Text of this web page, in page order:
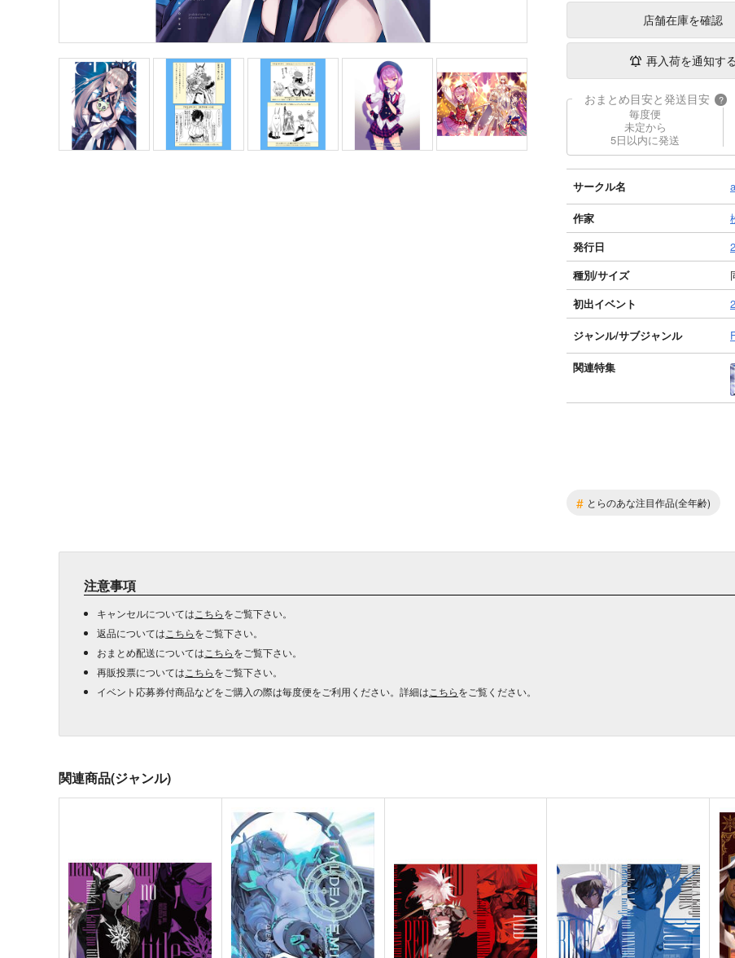
店舗在庫を確認
再入荷を通知する
おまとめ目安と発送目安 ?
毎度便
未定から
5日以内に発送
サークル名
作家
発行日
種別/サイズ
初出イベント
ジャンル/サブジャンル
関連特集
# とらのあな注目作品(全年齢)
注意事項
キャンセルについては こちらをご覧下さい。
返品については こちらをご覧下さい。
おまとめ配送については こちらをご覧下さい。
再販投票については こちらをご覧下さい。
イベント応募券付商品などをご購入の際は毎度便をご利用ください。詳細は こちらをご覧ください。
関連商品(ジャンル)